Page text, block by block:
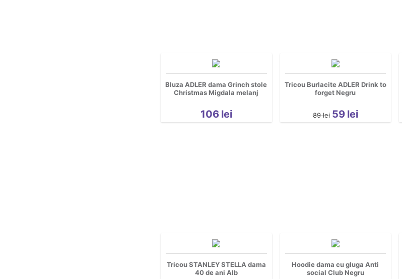
Bluza ADLER dama Grinch stole
Christmas Migdala melanj
106 lei
Tricou Burlacite ADLER Drink to
forget Negru
89 lei 59 lei
Tricou STANLEY STELLA dama
40 de ani Alb
Hoodie dama cu gluga Anti
social Club Negru